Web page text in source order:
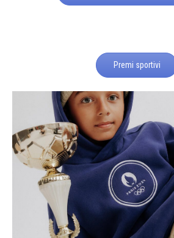
Premi sportivi